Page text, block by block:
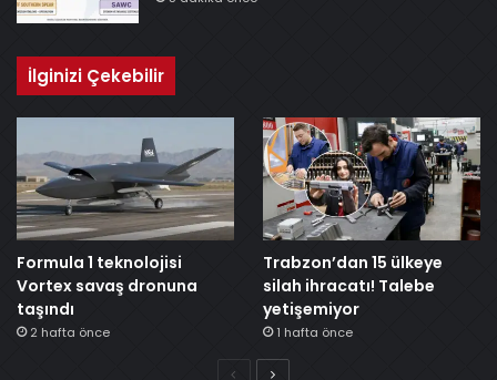
İlginizi Çekebilir
Formula 1 teknolojisi
Vortex savaş dronuna
taşındı
2 hafta önce
Trabzon’dan 15 ülkeye
silah ihracatı! Talebe
yetişemiyor
1 hafta önce
ÖncekiSonraki